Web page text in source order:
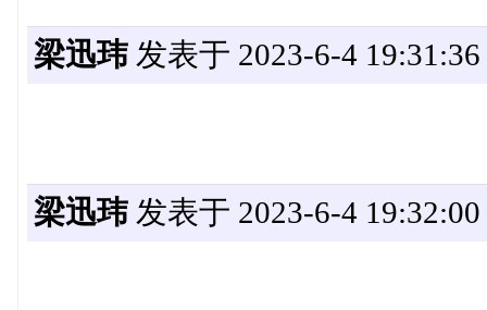
梁迅玮发表于 2023-6-4 19:31:36
梁迅玮发表于 2023-6-4 19:32:00